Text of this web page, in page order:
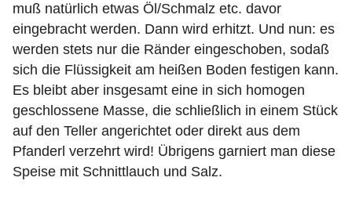
muß natürlich etwas Öl/Schmalz etc. davor
eingebracht werden. Dann wird erhitzt. Und nun: es
werden stets nur die Ränder eingeschoben, sodaß
sich die Flüssigkeit am heißen Boden festigen kann.
Es bleibt aber insgesamt eine in sich homogen
geschlossene Masse, die schließlich in einem Stück
auf den Teller angerichtet oder direkt aus dem
Pfanderl verzehrt wird! Übrigens garniert man diese
Speise mit Schnittlauch und Salz.